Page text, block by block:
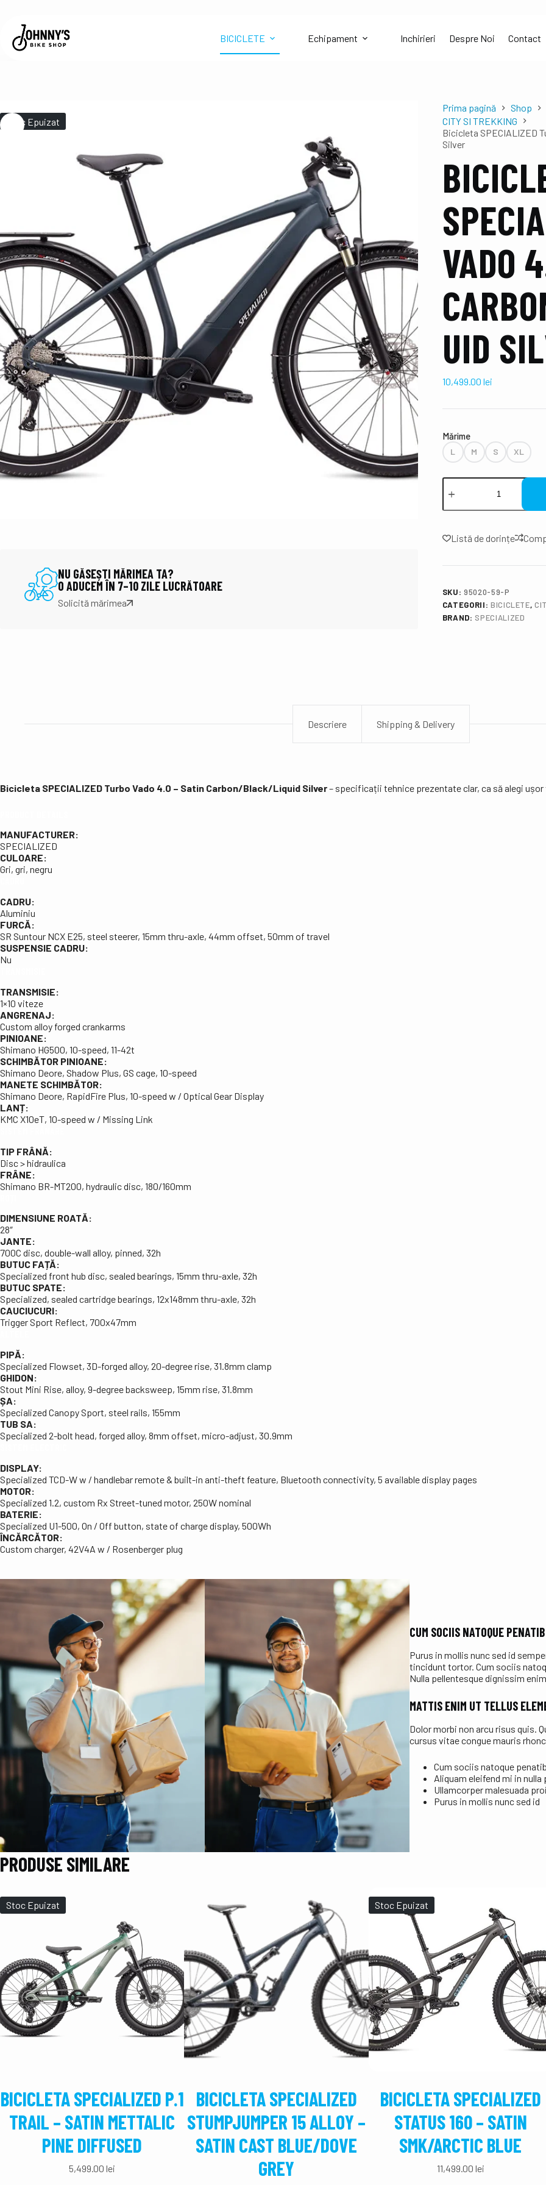
BICICLETE Echipament Inchirieri Despre Noi Contact
Stoc Epuizat
NU GĂSEȘTI MĂRIMEA TA?
O ADUCEM ÎN 7–10 ZILE LUCRĂTOARE
Solicită mărimea
Prima pagină
Shop
CITY SI TREKKING
Bicicleta SPECIALIZED
Silver
VADO
UID
10,499.00 lei
Mǎrime
L M S XL
Listă de dorințe
SKU:95020-59-P
CATEGORII: BICICLETE,
BRAND: SPECIALIZED
Descriere Shipping & Delivery
Bicicleta SPECIALIZED Turbo Vado 4.0 – Satin Carbon/Black/Liquid Silver– specificații tehnice prezentate clar, ca să alegi
MANUFACTURER:
SPECIALIZED
CULOARE:
Gri, gri, negru
CADRU:
Aluminiu
FURCĂ:
SR Suntour NCX E25, steel steerer, 15mm thru-axle, 44mm offset, 50mm of travel
SUSPENSIE CADRU:
Nu
TRANSMISIE:
1×10 viteze
ANGRENAJ:
Custom alloy forged crankarms
PINIOANE:
Shimano HG500, 10-speed, 11-42t
SCHIMBĂTOR PINIOANE:
Shimano Deore, Shadow Plus, GS cage, 10-speed
MANETE SCHIMBĂTOR:
Shimano Deore, RapidFire Plus, 10-speed w / Optical Gear Display
LANȚ:
KMC X10eT, 10-speed w / Missing Link
TIP FRÂNĂ:
Disc > hidraulica
FRÂNE:
Shimano BR-MT200, hydraulic disc, 180/160mm
DIMENSIUNE ROATĂ:
28″
JANTE:
700C disc, double-wall alloy, pinned, 32h
BUTUC FAȚĂ:
Specialized front hub disc, sealed bearings, 15mm thru-axle, 32h
BUTUC SPATE:
Specialized, sealed cartridge bearings, 12x148mm thru-axle, 32h
CAUCIUCURI:
Trigger Sport Reflect, 700x47mm
PIPĂ:
Specialized Flowset, 3D-forged alloy, 20-degree rise, 31.8mm clamp
GHIDON:
Stout Mini Rise, alloy, 9-degree backsweep, 15mm rise, 31.8mm
ȘA:
Specialized Canopy Sport, steel rails, 155mm
TUB SA:
Specialized 2-bolt head, forged alloy, 8mm offset, micro-adjust, 30.9mm
DISPLAY:
Specialized TCD-W w / handlebar remote & built-in anti-theft feature, Bluetooth connectivity, 5 available display pages
MOTOR:
Specialized 1.2, custom Rx Street-tuned motor, 250W nominal
BATERIE:
Specialized U1-500, On / Off button, state of charge display, 500Wh
ÎNCĂRCĂTOR:
Custom charger, 42V4A w / Rosenberger plug
CUM SOCIIS NATOQUE
Purus in mollis nunc sed id
tincidunt tortor. Cum sociis
Nulla pellentesque dignissim
MATTIS ENIM UT TELLUS
Dolor morbi non arcu risus quis.
cursus vitae congue mauris
Cum sociis natoque
Aliquam eleifend mi in nulla
Ullamcorper malesuada
Purus in mollis nunc sed id
PRODUSE SIMILARE
Stoc Epuizat
BICICLETA SPECIALIZED P.1
TRAIL – SATIN METTALIC
PINE DIFFUSED
5,499.00lei
BICICLETA SPECIALIZED
STUMPJUMPER 15 ALLOY –
SATIN CAST BLUE/DOVE
GREY
Stoc Epuizat
BICICLETA SPECIALIZED
STATUS 160 – SATIN
SMK/ARCTIC BLUE
11,499.00 lei